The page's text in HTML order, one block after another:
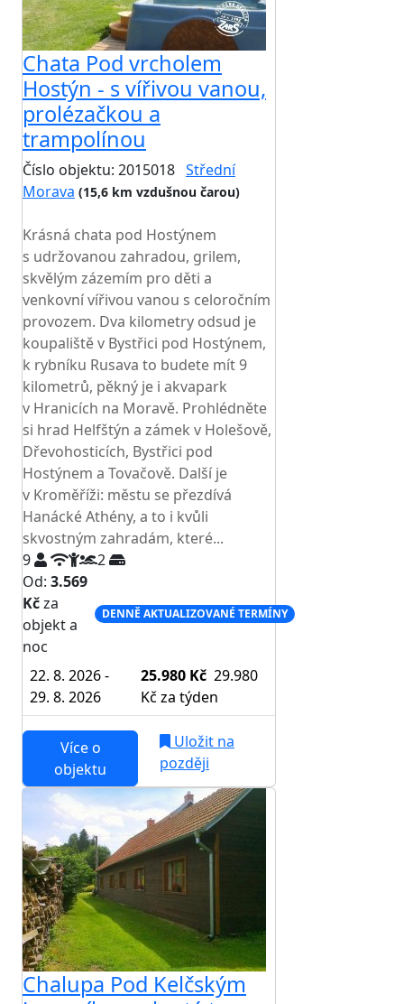
Chata Pod vrcholem
Hostýn - s vířivou vanou,
prolézačkou a
trampolínou
Číslo objektu: 2015018 Střední
Morava (15,6 km vzdušnou čarou)
Krásná chata pod Hostýnem
s udržovanou zahradou, grilem,
skvělým zázemím pro děti a
venkovní vířivou vanou s celoročním
provozem. Dva kilometry odsud je
koupaliště v Bystřici pod Hostýnem,
k rybníku Rusava to budete mít 9
kilometrů, pěkný je i akvapark
v Hranicích na Moravě. Prohlédněte
si hrad Helfštýn a zámek v Holešově,
Dřevohosticích, Bystřici pod
Hostýnem a Tovačově. Další je
v Kroměříži: městu se přezdívá
Hanácké Athény, a to i kvůli
skvostným zahradám, které...
9
2
Od: 3.569
Kčza
objekt a
noc
DENNĚ AKTUALIZOVANÉ TERMÍNY
22. 8. 2026 -
29. 8. 2026
25.980 Kč 29.980
Kč za týden
Více o
objektu
Uložit na
později
Chalupa Pod Kelčským